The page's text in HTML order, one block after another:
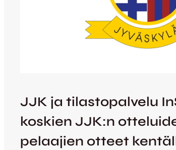
JJK ja tilastopalvelu
koskien JJK:n
pelaajien otteet